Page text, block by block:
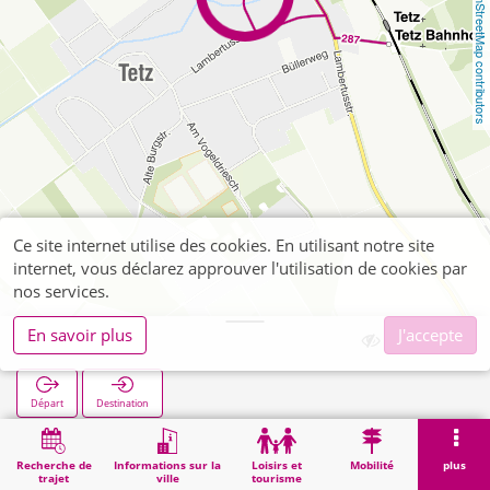
OpenStreetMap contributors
Recherche de
trajet
Informations sur la
ville
Loisirs et
tourisme
Mobilité plus
Tetz Mitte
Départ Destination
Démarrage Tetz Mitte
Ce site internet utilise des cookies. En utilisant notre site
internet, vous déclarez approuver l'utilisation de cookies par
nos services.
En savoir plus
J'accepte